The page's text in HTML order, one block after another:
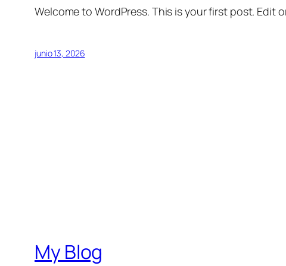
Welcome to WordPress. This is your first post. Edit
junio 13, 2026
My Blog